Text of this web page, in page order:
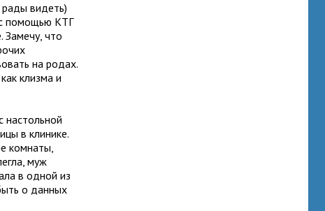
видеть)
помощью КТГ
Замечу, что
на родах.
клизма и
настольной
в клинике.
комнаты,
муж
в одной из
о данных